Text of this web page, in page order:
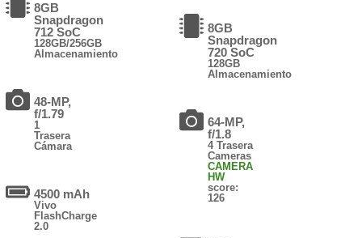
8GB
Snapdragon
712 SoC
128GB/256GB
Almacenamiento
48-MP,
f/1.79
1
Trasera
Cámara
4500 mAh
Vivo
FlashCharge
2.0
8GB
Snapdragon
720 SoC
128GB
Almacenamiento
64-MP,
f/1.8
4 Trasera
Cameras
CAMERA
HW
score:
126